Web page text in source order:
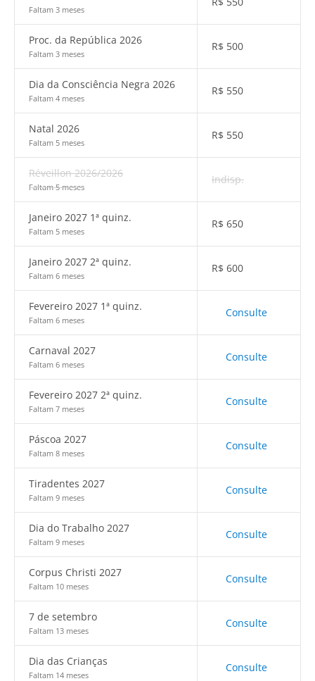
Faltam 3 meses
Proc. da República 2026
Faltam 3 meses
R$ 500
Dia da Consciência Negra 2026
Faltam 4 meses
R$ 550
Natal 2026
Faltam 5 meses
R$ 550
Réveillon 2026/2026
Faltam 5 meses
Indisp.
Janeiro 2027 1ª quinz.
Faltam 5 meses
R$ 650
Janeiro 2027 2ª quinz.
Faltam 6 meses
R$ 600
Fevereiro 2027 1ª quinz.
Faltam 6 meses
Consulte
Carnaval 2027
Faltam 6 meses
Consulte
Fevereiro 2027 2ª quinz.
Faltam 7 meses
Consulte
Páscoa 2027
Faltam 8 meses
Consulte
Tiradentes 2027
Faltam 9 meses
Consulte
Dia do Trabalho 2027
Faltam 9 meses
Consulte
Corpus Christi 2027
Faltam 10 meses
Consulte
7 de setembro
Faltam 13 meses
Consulte
Dia das Crianças
Faltam 14 meses
Consulte